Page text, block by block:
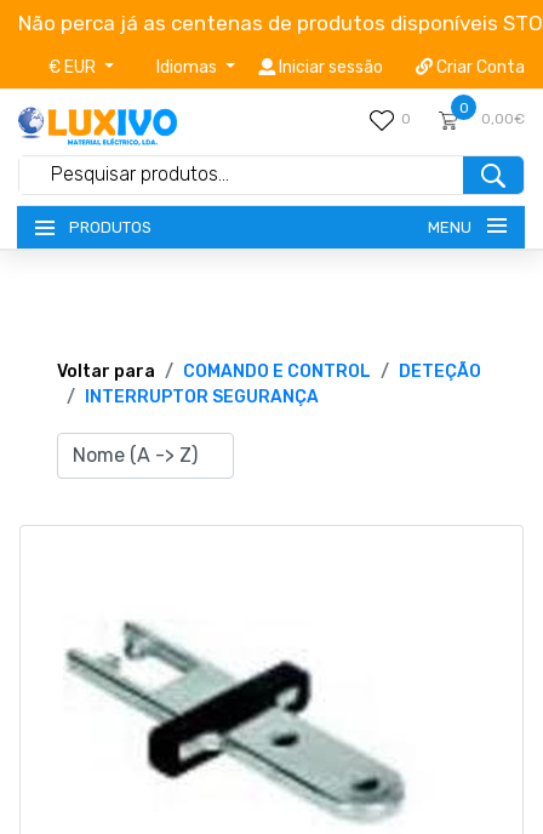
Não perca já as centenas de produtos disponíveis
€ EUR Idiomas Iniciar sessão Criar Conta
0
0
0,00€
PRODUTOS MENU
TERMOS E CONDIÇÕES
263 710 898 geral@luxivo.pt
Voltar para COMANDO E CONTROL
DETEÇÃO
INTERRUPTOR SEGURANÇA